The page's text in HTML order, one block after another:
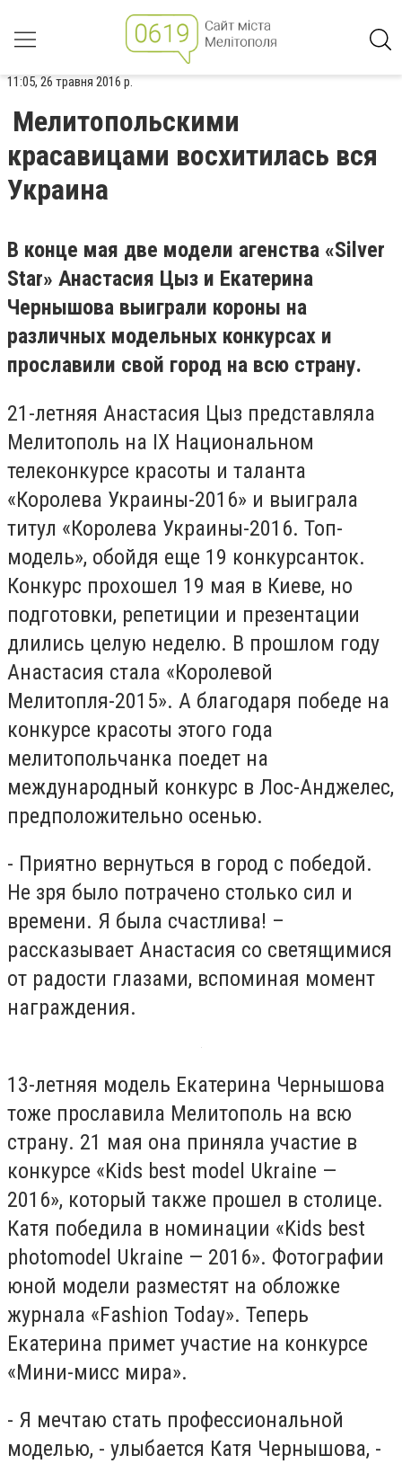
11:05, 26 травня 2016 р.
Мелитопольскими
красавицами восхитилась вся
Украина
В конце мая две модели агенства «Silver
Star» Анастасия Цыз и Екатерина
Чернышова выиграли короны на
различных модельных конкурсах и
прославили свой город на всю страну.
21-летняя Анастасия Цыз представляла
Мелитополь на ІХ Национальном
телеконкурсе красоты и таланта
«Королева Украины-2016» и выиграла
титул «Королева Украины-2016. Топ-
модель», обойдя еще 19 конкурсанток.
Конкурс прохошел 19 мая в Киеве, но
подготовки, репетиции и презентации
длились целую неделю. В прошлом году
Анастасия стала «Королевой
Мелитопля-2015». А благодаря победе на
конкурсе красоты этого года
мелитопольчанка поедет на
международный конкурс в Лос-Анджелес,
предположительно осенью.
- Приятно вернуться в город с победой.
Не зря было потрачено столько сил и
времени. Я была счастлива! –
рассказывает Анастасия со светящимися
от радости глазами, вспоминая момент
награждения.
13-летняя модель Екатерина Чернышова
тоже прославила Мелитополь на всю
страну. 21 мая она приняла участие в
конкурсе «Kids best model Ukraine —
2016», который также прошел в столице.
Катя победила в номинации «Kids best
photomodel Ukraine — 2016». Фотографии
юной модели разместят на обложке
журнала «Fashion Today». Теперь
Екатерина примет участие на конкурсе
«Мини-мисс мира».
- Я мечтаю стать профессиональной
моделью, - улыбается Катя Чернышова, -